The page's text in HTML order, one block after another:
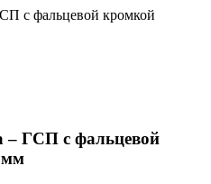
– ГСП с фальцевой
мм